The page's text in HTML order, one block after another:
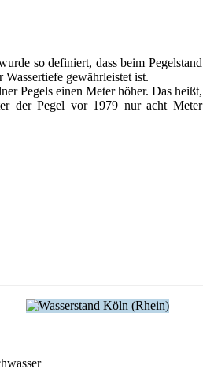
so definiert, dass beim Pegelstand
gewährleistet ist.
Pegels einen Meter höher. Das heißt,
der Pegel vor 1979 nur acht Meter